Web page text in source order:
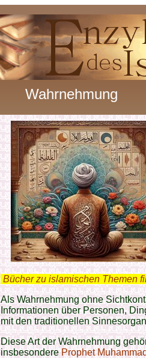
Wahrnehmung
Bücher zu islamischen Themen
Als Wahrnehmung ohne
Informationen über Personen,
mit den traditionellen
Diese Art der Wahrnehmung
insbesondereProphet